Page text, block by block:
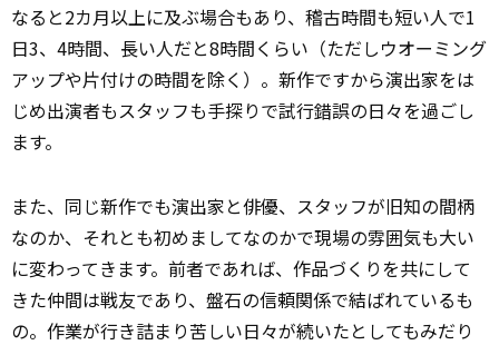
なると2カ月以上に及ぶ場合もあり、稽古時間も短い人で1
日3、4時間、長い人だと8時間くらい（ただしウオーミング
アップや片付けの時間を除く）。新作ですから演出家をは
じめ出演者もスタッフも手探りで試行錯誤の日々を過ごし
ます。
また、同じ新作でも演出家と俳優、スタッフが旧知の間柄
なのか、それとも初めましてなのかで現場の雰囲気も大い
に変わってきます。前者であれば、作品づくりを共にして
きた仲間は戦友であり、盤石の信頼関係で結ばれているも
の。作業が行き詰まり苦しい日々が続いたとしてもみだり